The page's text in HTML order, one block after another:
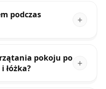
podczas
pokoju po
łóżka?